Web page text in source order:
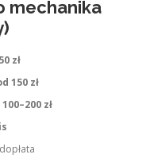
mechanika
zł
150 zł
100–200 zł